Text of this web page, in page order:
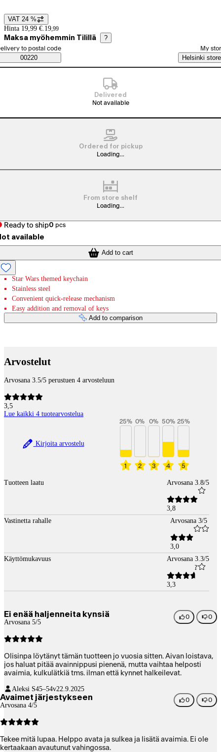
Price details
VAT 24 %
Hinta 19,99 €. 19,99
Maksa myöhemmin Tilillä ?
Saatavuustiedot
order method
to postal code
00220
My
Helsinki store
Delivered
Not available
Ordered for pickup
Loading...
From store shelf
Loading...
Ready to ship0 pcs
available
Add to cart
Star Wars themed keychain
Stainless steel
Convenient quick-release mechanism
Easy addition and removal of keys
Add to comparison
Arvostelut
Arvosana 3.5/5 perustuen 4 arvosteluun
3,5
Lue kaikki 4 tuotearvostelua
Kirjoita arvostelu
1
25%
2
0%
3
0%
4
50%
5
25%
Tuotteen laatu Arvosana 3.8/5
3,8
Vastinetta rahalle
Arvosana 3/5
3,0
Käyttömukavuus
Arvosana 3.3/5
3,3
Ei enää haljenneita kynsiä
Arvosana 5/5
0 0
Olisinpa löytänyt tämän tuotteen jo vuosia sitten. Aivan loistava,
jos haluat pitää avainnippusi pienenä, mutta vaihtaa helposti
avaimia, kulkulätkiä tms. ilman että kynnet halkeilevat.
Aleksi S45–54v22.9.2025
Avaimet järjestykseen
Arvosana 4/5
0 0
Tekee mitä lupaa. Helppo avata ja sulkea ja lisätä avaimia. Ei ole
kertaakaan avautunut vahingossa.